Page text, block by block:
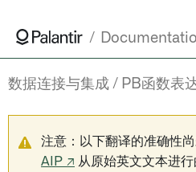
数据连接与集成 PB函数表
注意：以下翻译的准确性
AIP ↗ 从原始英文文本进行